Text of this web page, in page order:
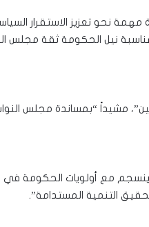
مهمة نحو تعزيز الاستقرار
نيل الحكومة ثقة مجلس
مشيداً “بمساندة مجلس
مع أولويات الحكومة في
التنمية المستدامة”.